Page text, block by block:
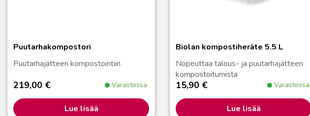
Puutarhakompostori
Puutarhajätteen kompostointiin
219,00 € Varastossa
Lue lisää
Biolan kompostiheräte 5.5 L
Nopeuttaa talous- ja puutarhajätteen
kompostoitumista
15,90 € Varastossa
Lue lisää